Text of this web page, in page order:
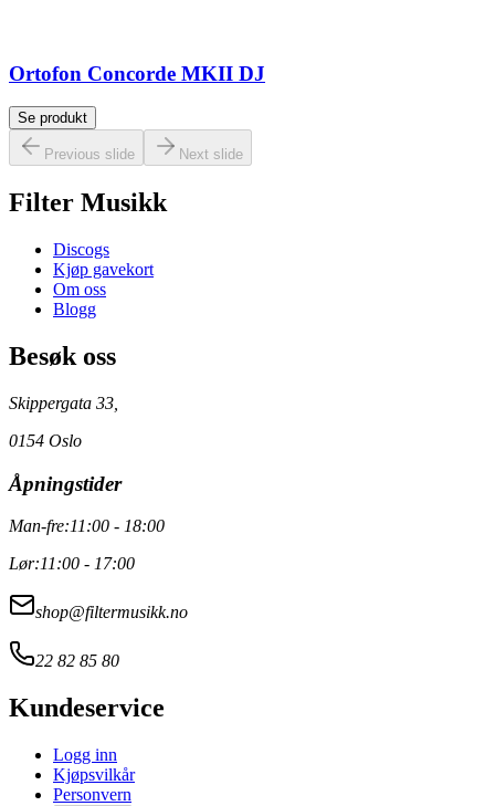
Ortofon Concorde MKII DJ
Se produkt
Previous slide Next slide
Filter Musikk
Discogs
Kjøp gavekort
Om oss
Blogg
Besøk oss
Skippergata 33,
0154 Oslo
Åpningstider
Man-fre:11:00 - 18:00
Lør:11:00 - 17:00
shop@filtermusikk.no
22 82 85 80
Kundeservice
Logg inn
Kjøpsvilkår
Personvern